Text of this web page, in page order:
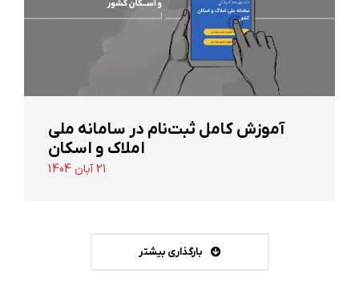
آموزش کامل ثبت‌نام در سامانه ملی
املاک و اسکان
21 آبان 1404
بارگذاری بیشتر